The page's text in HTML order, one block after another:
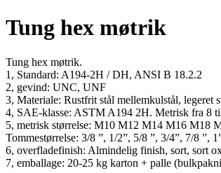
Tung hex møtrik
Tung hex møtrik.
1, Standard: A194-2H / DH, ANSI B 18.2.2
2, gevind: UNC, UNF
3, Materiale: Rustfrit stål mellemkulstål, legeret
4, SAE-klasse: ASTM A194 2H. Metrisk fra 8
5, metrisk størrelse: M10 M12 M14 M16 M18
Tommestørrelse: 3/8 ”, 1/2”, 5/8 ”, 3/4”, 7/8 ”,
6, overfladefinish: Almindelig finish, sort, sort
7, emballage: 20-25 kg karton + palle